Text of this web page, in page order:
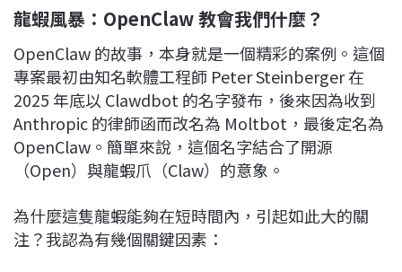
龍蝦風暴：OpenClaw 教會我們什麼？
OpenClaw 的故事，本身就是一個精彩的案例。這個
專案最初由知名軟體工程師 Peter Steinberger 在
2025 年底以 Clawdbot 的名字發布，後來因為收到
Anthropic 的律師函而改名為 Moltbot，最後定名為
OpenClaw。簡單來說，這個名字結合了開源
（Open）與龍蝦爪（Claw）的意象。
為什麼這隻龍蝦能夠在短時間內，引起如此大的關
注？我認為有幾個關鍵因素：